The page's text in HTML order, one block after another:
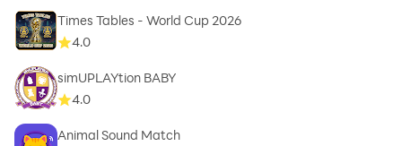
Times Tables - World Cup 2026
4.0
simUPLAYtion BABY
4.0
Animal Sound Match